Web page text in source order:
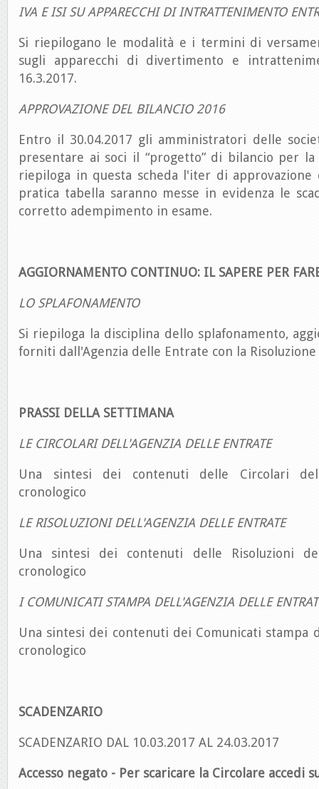
IVA E ISI SU APPARECCHI DI INTRATTENIMENTO
Si riepilogano le modalità e i termini di
sugli apparecchi di divertimento e
16.3.2017.
APPROVAZIONE DEL BILANCIO 2016
Entro il 30.04.2017 gli amministratori delle
presentare ai soci il “progetto” di bilancio per la
riepiloga in questa scheda l'iter di approvazione
pratica tabella saranno messe in evidenza le
corretto adempimento in esame.
AGGIORNAMENTO CONTINUO: IL SAPERE PER
LO SPLAFONAMENTO
Si riepiloga la disciplina dello splafonamento,
forniti dall'Agenzia delle Entrate con la Risoluzione
PRASSI DELLA SETTIMANA
LE CIRCOLARI DELL'AGENZIA DELLE ENTRATE
Una sintesi dei contenuti delle Circolari
cronologico
LE RISOLUZIONI DELL'AGENZIA DELLE ENTRATE
Una sintesi dei contenuti delle Risoluzioni
cronologico
I COMUNICATI STAMPA DELL'AGENZIA DELLE
Una sintesi dei contenuti dei Comunicati stampa
cronologico
SCADENZARIO
SCADENZARIO DAL 10.03.2017 AL 24.03.2017
Accesso negato - Per scaricare la Circolare accedi